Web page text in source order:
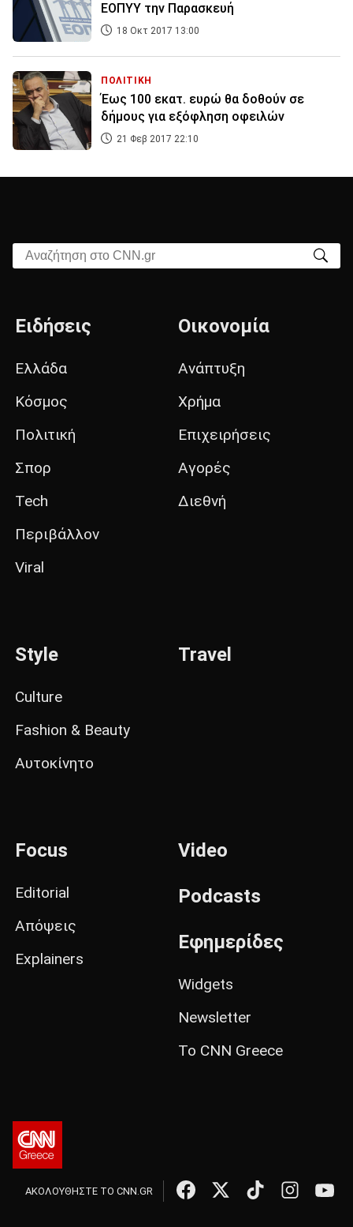
ΕΟΠΥΥ την Παρασκευή
18 Οκτ 2017 13:00
ΠΟΛΙΤΙΚΗ
Έως 100 εκατ. ευρώ θα δοθούν σε
δήμους για εξόφληση οφειλών
21 Φεβ 2017 22:10
Αναζήτηση στο CNN.gr
Ειδήσεις
Ελλάδα
Κόσμος
Πολιτική
Σπορ
Tech
Περιβάλλον
Viral
Οικονομία
Ανάπτυξη
Χρήμα
Επιχειρήσεις
Αγορές
Διεθνή
Style
Culture
Fashion & Beauty
Αυτοκίνητο
Travel
Focus
Editorial
Απόψεις
Explainers
Video
Podcasts
Εφημερίδες
Widgets
Newsletter
Το CNN Greece
ΑΚΟΛΟΥΘΗΣΤΕ ΤΟ CNN.GR